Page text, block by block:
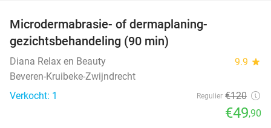
TODAY
Microdermabrasie- of dermaplaning-
gezichtsbehandeling (90 min)
Diana Relax en Beauty 9.9 star
Beveren-Kruibeke-Zwijndrecht
Verkocht: 1
Regulier €120
€49,90